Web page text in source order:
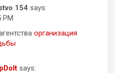
154 says:
PM
организация
says: